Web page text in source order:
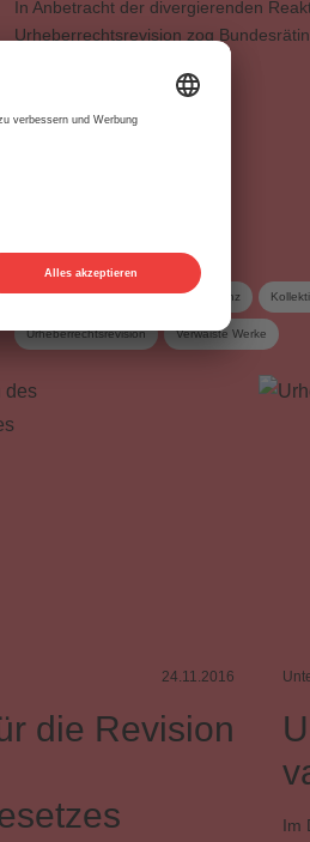
In Anbetracht der divergierenden
Urheberrechtsrevision zog
AGUR12 Erweiterte Kollektivlizenz
Urheberrechtsrevision Verwaiste Werke
24.11.2016
die Revision
Im